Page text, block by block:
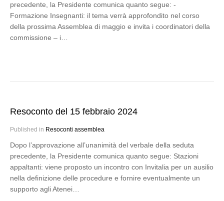
precedente, la Presidente comunica quanto segue: -
Formazione Insegnanti: il tema verrà approfondito nel corso
della prossima Assemblea di maggio e invita i coordinatori della
commissione – i…
Resoconto del 15 febbraio 2024
Published in Resoconti assemblea
Dopo l’approvazione all’unanimità del verbale della seduta
precedente, la Presidente comunica quanto segue: Stazioni
appaltanti: viene proposto un incontro con Invitalia per un ausilio
nella definizione delle procedure e fornire eventualmente un
supporto agli Atenei…